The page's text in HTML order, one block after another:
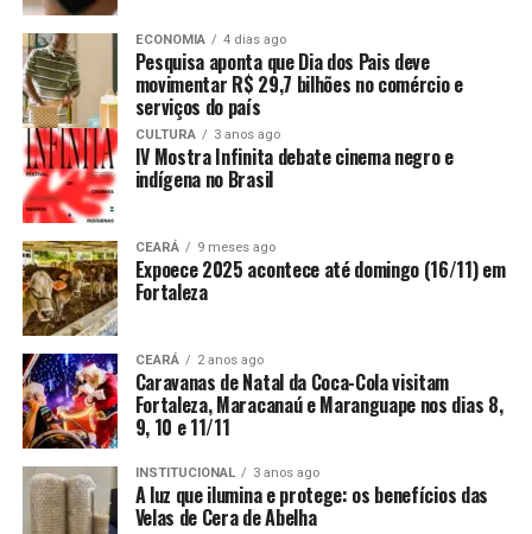
ECONOMIA 4 dias ago
Pesquisa aponta que Dia dos Pais deve
movimentar R$ 29,7 bilhões no comércio e
serviços do país
CULTURA 3 anos ago
IV Mostra Infinita debate cinema negro e
indígena no Brasil
CEARÁ 9 meses ago
Expoece 2025 acontece até domingo (16/11) em
Fortaleza
CEARÁ 2 anos ago
Caravanas de Natal da Coca-Cola visitam
Fortaleza, Maracanaú e Maranguape nos dias 8,
9, 10 e 11/11
INSTITUCIONAL 3 anos ago
A luz que ilumina e protege: os benefícios das
Velas de Cera de Abelha